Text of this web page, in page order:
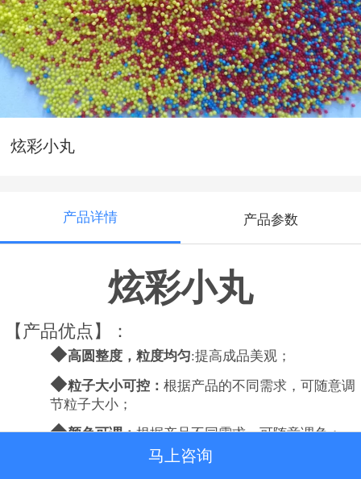
炫彩小丸
产品详情 产品参数
炫彩小丸
【产品优点 】
：
◆高圆整度， 粒度均匀:提高成品美观；
◆粒子大小可控： 根据产品的不同需求 ，可随意调
节粒子大小；
◆颜色可调：根据产品不同需求，可随意调色；
根据产品不同需求，可随意调香；
马上咨询